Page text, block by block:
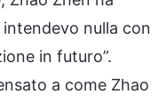
nulla con
in futuro”.
a come Zhao